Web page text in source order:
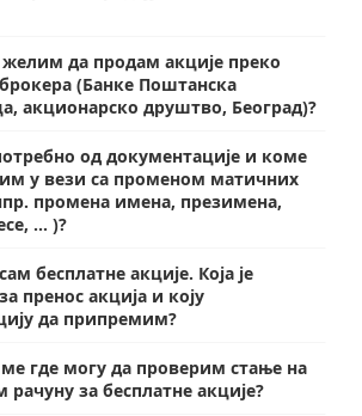
да продам акције преко
(Банке Поштанска
акционарско друштво, Београд)?
од документације и коме
у вези са променом матичних
промена имена, презимена,
... )?
бесплатне акције. Која је
пренос акција и коју
да припремим?
ме где могу да проверим стање на
рачуну за бесплатне акције?